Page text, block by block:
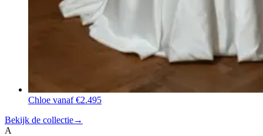
Chloe vanaf €2.495
Bekijk de collectie→
A